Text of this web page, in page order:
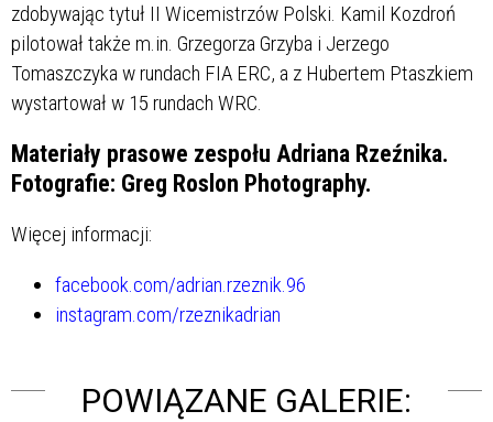
zdobywając tytuł II Wicemistrzów Polski. Kamil Kozdroń
pilotował także m.in. Grzegorza Grzyba i Jerzego
Tomaszczyka w rundach FIA ERC, a z Hubertem Ptaszkiem
wystartował w 15 rundach WRC.
Materiały prasowe zespołu Adriana Rzeźnika.
Fotografie: Greg Roslon Photography.
Więcej informacji:
facebook.com/adrian.rzeznik.96
instagram.com/rzeznikadrian
POWIĄZANE GALERIE: